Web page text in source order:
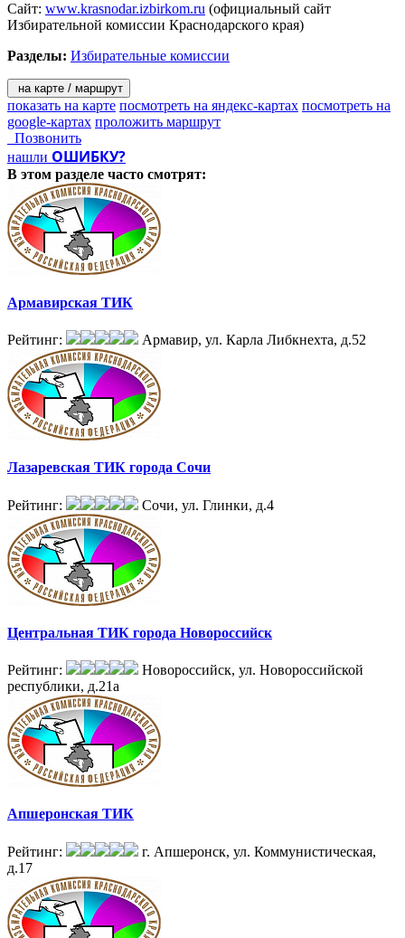
Сайт: www.krasnodar.izbirkom.ru (официальный сайт
Избирательной комиссии Краснодарского края)
Разделы: Избирательные комиссии
на карте / маршрут
показать на карте посмотреть на яндекс-картах посмотреть на
google-картах проложить маршрут
Позвонить
нашли ОШИБКУ?
В этом разделе часто смотрят:
Армавирская ТИК
Рейтинг: Армавир, ул. Карла Либкнехта, д.52
Лазаревская ТИК города Сочи
Рейтинг: Сочи, ул. Глинки, д.4
Центральная ТИК города Новороссийск
Рейтинг:
Новороссийск, ул. Новороссийской
республики, д.21а
Апшеронская ТИК
Рейтинг:
г. Апшеронск, ул. Коммунистическая,
д.17